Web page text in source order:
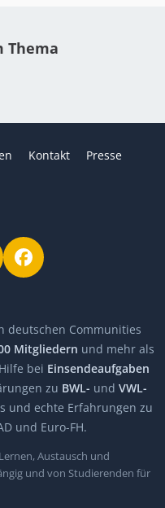
Thema
Kontakt Presse
deutschen Communities
Mitgliedern und mehr als
bei Einsendeaufgaben
zu BWL- und VWL-
und echte Erfahrungen zu
und Euro-FH.
Austausch und
und von Studierenden für